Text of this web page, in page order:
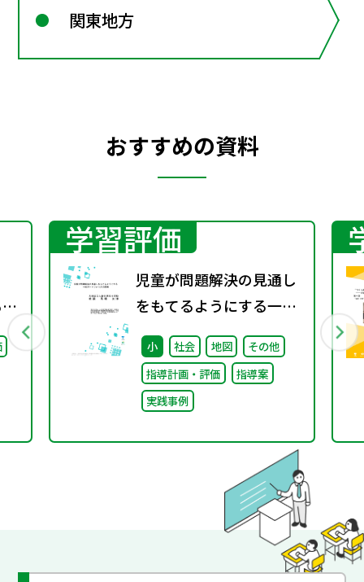
関東地方
おすすめの資料
学習評価
児童が問題解決の見通し
をもてるようにする一枚
ポートフォリオの開発
小 社会 地図
その他
指導計画・評価
指導案
実践事例